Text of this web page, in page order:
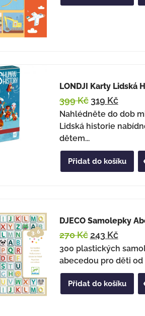
LONDJI Karty Lidská
399Kč 319 Kč
Nahlédněte do dob
Lidská historie
dětem...
Přidat do košíku
DJECO Samolepky
270Kč 243 Kč
300 plastických
abecedou pro děti od
Přidat do košíku